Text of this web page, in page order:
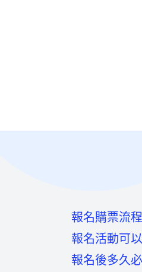
報名購票流
至活動頁
報名活動可
報名後多久